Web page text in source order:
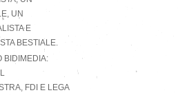
UN
E
BESTIALE.
BIDIMEDIA:
FDI E LEGA